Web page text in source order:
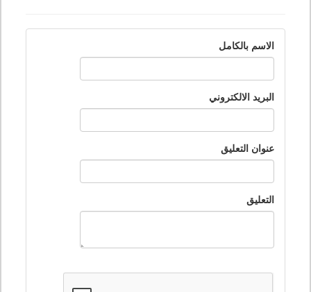
الاسم بالكامل
البريد الالكتروني
عنوان التعليق
التعليق